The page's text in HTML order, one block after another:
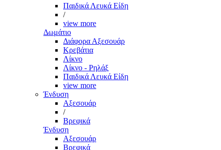
Παιδικά Λευκά Είδη
/
view more
Δωμάτιο
Διάφορα Αξεσουάρ
Κρεβάτια
Λίκνο
Λίκνο - Ρηλάξ
Παιδικά Λευκά Είδη
view more
Ένδυση
Αξεσουάρ
/
Βρεφικά
Ένδυση
Αξεσουάρ
Βρεφικά